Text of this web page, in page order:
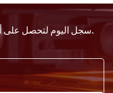
سجل اليوم لتحصل على أحدث الإلهامات والأفكار.